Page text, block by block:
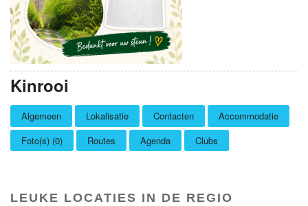
Kinrooi
Algemeen Lokalisatie Contacten
Accommodatie
Foto(s) (0)
Routes Agenda Clubs
LEUKE LOCATIES IN DE REGIO